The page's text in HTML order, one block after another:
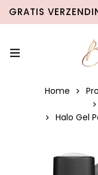
GRATIS
VANAF €100 IN
Home
Halo Gel